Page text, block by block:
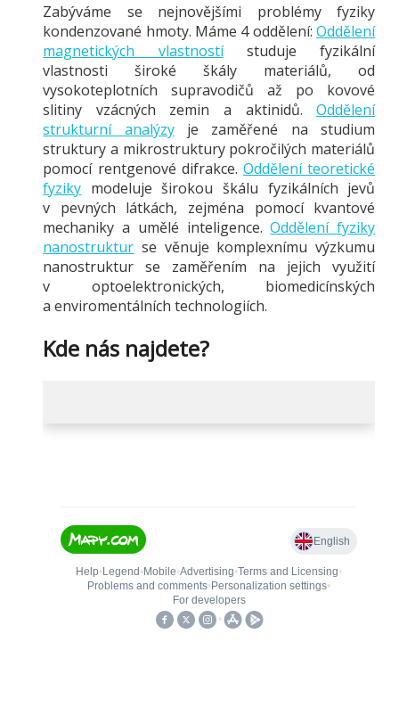
Zabýváme se nejnovějšími problémy fyziky
kondenzované hmoty. Máme 4 oddělení:Oddělení
magnetických vlastnostístuduje fyzikální
vlastnosti široké škály materiálů, od
vysokoteplotních supravodičů až po kovové
slitiny vzácných zemin a aktinidů.Oddělení
strukturní analýzyje zaměřené na studium
struktury a mikrostruktury pokročilých materiálů
pomocí rentgenové difrakce. Oddělení teoretické
fyziky modeluje širokou škálu fyzikálních jevů
v pevných látkách, zejména pomocí kvantové
mechaniky a umělé inteligence.Oddělení fyziky
nanostruktur se věnuje komplexnímu výzkumu
nanostruktur se zaměřením na jejich využití
v optoelektronických, biomedicínských
a enviromentálních technologiích.
Kde nás najdete?